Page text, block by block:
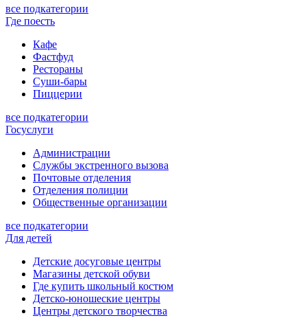
все подкатегории
Где поесть
Кафе
Фастфуд
Рестораны
Суши-бары
Пиццерии
все подкатегории
Госуслуги
Администрации
Службы экстренного вызова
Почтовые отделения
Отделения полиции
Общественные организации
все подкатегории
Для детей
Детские досуговые центры
Магазины детской обуви
Где купить школьный костюм
Детско-юношеские центры
Центры детского творчества